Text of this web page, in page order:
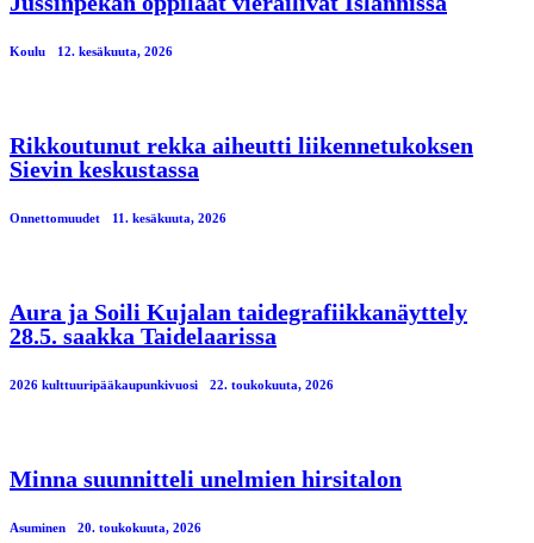
Koulu 12. kesäkuuta, 2026
Rikkoutunut rekka aiheutti liikennetukoksen
Sievin keskustassa
Onnettomuudet 11. kesäkuuta, 2026
Aura ja Soili Kujalan taidegrafiikkanäyttely
28.5. saakka Taidelaarissa
2026 kulttuuripääkaupunkivuosi 22. toukokuuta, 2026
Minna suunnitteli unelmien hirsitalon
Asuminen 20. toukokuuta, 2026